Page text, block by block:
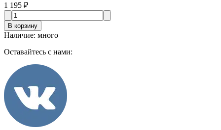
1 195 ₽
В корзину
Наличие: много
Оставайтесь с нами: